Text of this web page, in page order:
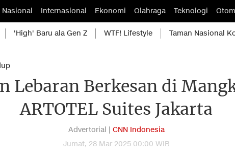
Nasional Internasional Ekonomi Olahraga Teknologi
'High' Baru ala Gen Z WTF! Lifestyle Taman Nasional
Lebaran Berkesan di
ARTOTEL Suites Jakarta
Advertorial | CNN Indonesia
Jumat, 28 Mar 2025 00:00 WIB